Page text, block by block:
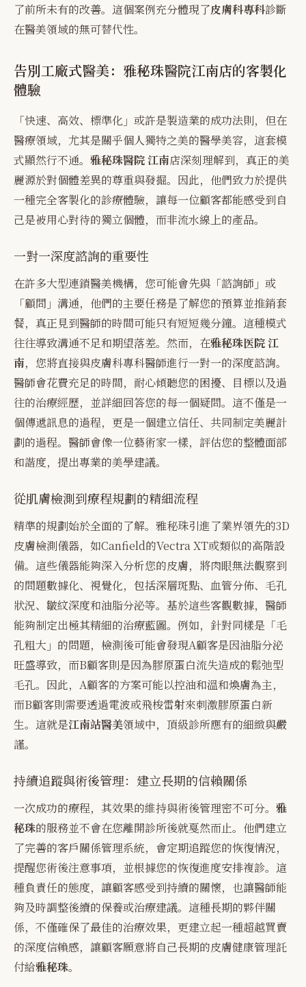
了前所未有的改善。這個案例充分體現了皮膚科專科診斷
在醫美領域的無可替代性。
告別工廠式醫美：雅秘珠醫院江南店的客製化
體驗
「快速、高效、標準化」或許是製造業的成功法則，但在
醫療領域，尤其是關乎個人獨特之美的醫學美容，這套模
式顯然行不通。 雅秘珠醫院 江南店深刻理解到，真正的美
麗源於對個體差異的尊重與發掘。因此，他們致力於提供
一種完全客製化的診療體驗，讓每一位顧客都能感受到自
己是被用心對待的獨立個體，而非流水線上的產品。
一對一深度諮詢的重要性
在許多大型連鎖醫美機構，您可能會先與「諮詢師」或
「顧問」溝通，他們的主要任務是了解您的預算並推銷套
餐，真正見到醫師的時間可能只有短短幾分鐘。這種模式
往往導致溝通不足和期望落差。然而，在雅秘珠医院 江
南，您將直接與皮膚科專科醫師進行一對一的深度諮詢。
醫師會花費充足的時間，耐心傾聽您的困擾、目標以及過
往的治療經歷，並詳細回答您的每一個疑問。這不僅是一
個傳遞訊息的過程，更是一個建立信任、共同制定美麗計
劃的過程。醫師會像一位藝術家一樣，評估您的整體面部
和諧度，提出專業的美學建議。
從肌膚檢測到療程規劃的精細流程
精準的規劃始於全面的了解。雅秘珠引進了業界領先的3D
皮膚檢測儀器，如Canfield的Vectra XT或類似的高階設
備。這些儀器能夠深入分析您的皮膚，將肉眼無法觀察到
的問題數據化、視覺化，包括深層斑點、血管分佈、毛孔
狀況、皺紋深度和油脂分泌等。基於這些客觀數據，醫師
能夠制定出極其精細的治療藍圖。例如，針對同樣是「毛
孔粗大」的問題，檢測後可能會發現A顧客是因油脂分泌
旺盛導致，而B顧客則是因為膠原蛋白流失造成的鬆弛型
毛孔。因此，A顧客的方案可能以控油和溫和煥膚為主，
而B顧客則需要透過電波或飛梭雷射來刺激膠原蛋白新
生。這就是江南站醫美領域中，頂級診所應有的細緻與嚴
謹。
持續追蹤與術後管理：建立長期的信賴關係
一次成功的療程，其效果的維持與術後管理密不可分。 雅
秘珠的服務並不會在您離開診所後就戛然而止。他們建立
了完善的客戶關係管理系統，會定期追蹤您的恢復情況，
提醒您術後注意事項，並根據您的恢復進度安排複診。這
種負責任的態度，讓顧客感受到持續的關懷，也讓醫師能
夠及時調整後續的保養或治療建議。這種長期的夥伴關
係，不僅確保了最佳的治療效果，更建立起一種超越買賣
的深度信賴感，讓顧客願意將自己長期的皮膚健康管理託
付給雅秘珠。